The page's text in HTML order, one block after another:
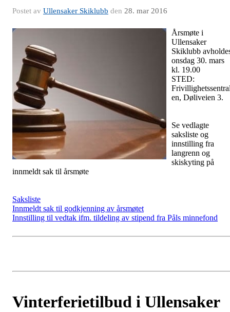
Postet av Ullensaker Skiklubb den 28. mar 2016
Årsmøte i
Ullensaker
Skiklubb
onsdag 30. mars
kl. 19.00
STED:
en, Døliveien 3.
Se vedlagte
saksliste og
innstilling fra
langrenn og
skiskyting på
innmeldt sak til årsmøte
Saksliste
Innmeldt sak til godkjenning av årsmøtet
Innstilling til vedtak ifm. tildeling av stipend fra Påls minnefond
Vinterferietilbud i Ullensaker